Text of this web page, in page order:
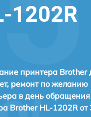
1202R
принтера Brother
ремонт по желанию
в день обращения
Brother HL-1202R от